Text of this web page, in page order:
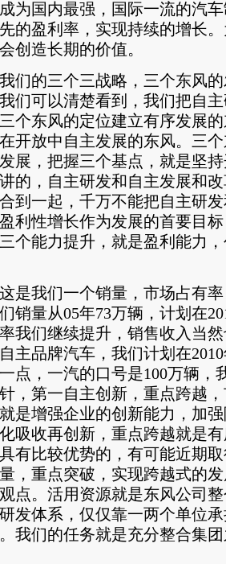
为国内最强，国际一流的汽
的盈利率，实现持续的增长
创造长期的价值。
的三个三战略，三个东风的
们可以清楚看到，我们把自
个东风的定位建立有序发展
开放中自主发展的东风。三
展，把握三个基点，就是坚
的，自主研发和自主发展和
到一起，千万不能把自主研
利性增长作为发展的首要目
个能力提升，就是盈利能力
我们一个销量，市场占有率
销量从05年73万辆，计划在
我们继续提升，销售收入当
主品牌汽车，我们计划在
点，一汽的口号是100万辆，
，第一自主创新，重点跨越
是增强企业的创新能力，加
吸收再创新，重点跨越就是
有比较优势的，有可能近期
，重点突破，实现跨越式的
点。活用资源就是东风公司
发体系，仅仅靠一两个单位
我们的任务就是充分整合集